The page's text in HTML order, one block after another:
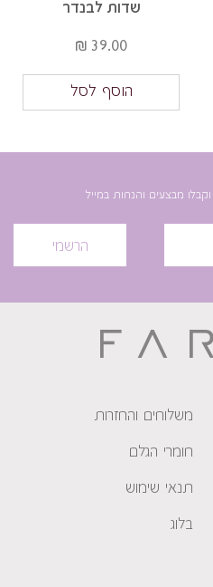
שדות לבנדר
39.00 ₪
הוסף לסל
וקבלו מבצעים והנחות במייל
הרשמי
משלוחים והחזרות
חומרי הגלם
תנאי שימוש
בלוג